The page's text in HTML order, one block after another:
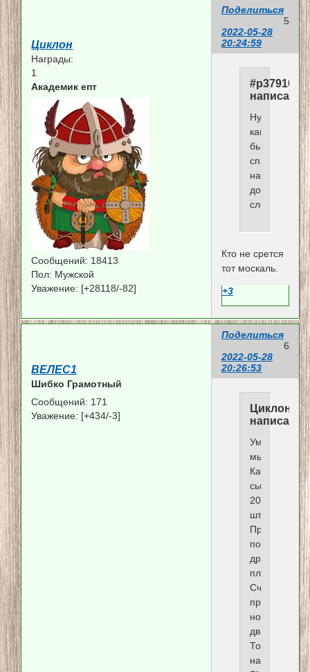
Поделиться
5
2022-05-28
20:24:59
Циклон
Награды:
1
Академик епт
Сообщений: 18413
Пол: Мужской
Уважение: [+28118/-82]
Ну
как-
бы
спасибо
на
добром
слове.
Кто не срется
тот москаль.
+3
Поделиться
6
2022-05-28
20:26:53
ВЕЛЕС1
Шибко Грамотный
Сообщений: 171
Уважение: [+434/-3]
Циклон
Умная
мысль.
Как
сыкономить
20
штук?
Просто
позови
другого
плиточника.
Сча
приехал
номер
два.
Тоже
на